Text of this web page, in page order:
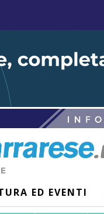
ED EVENTI